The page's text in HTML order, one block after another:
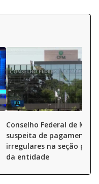
Conselho Federal de
suspeita de pagamentos
irregulares na seção
da entidade